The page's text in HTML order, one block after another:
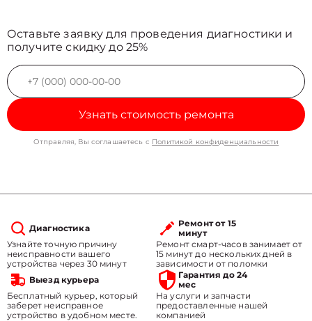
Оставьте заявку для проведения диагностики и
получите скидку до 25%
Узнать стоимость ремонта
Отправляя, Вы соглашаетесь с Политикой конфиденциальности
Диагностика
Узнайте точную причину
неисправности вашего
устройства через 30 минут
Ремонт от 15
минут
Ремонт смарт-часов занимает от
15 минут до нескольких дней в
зависимости от поломки
Выезд курьера
Бесплатный курьер, который
заберет неисправное
устройство в удобном месте.
Гарантия до 24
мес
На услуги и запчасти
предоставленные нашей
компанией